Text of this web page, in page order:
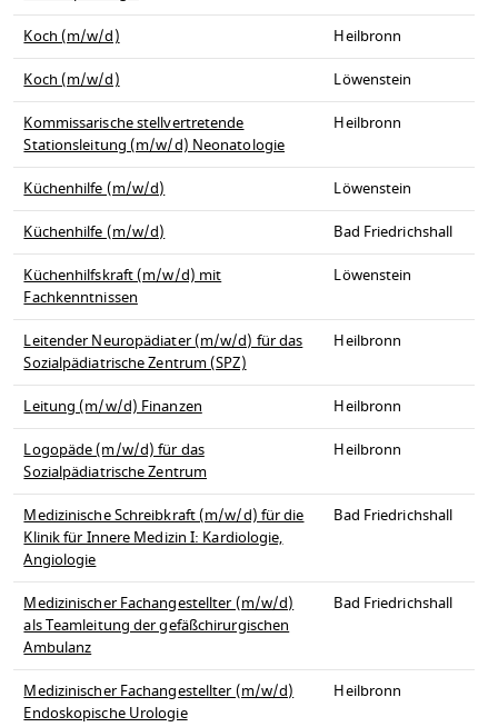
Koch (m/w/d)
Heilbronn
Koch (m/w/d)
Löwenstein
Kommissarische stellvertretende
Stationsleitung (m/w/d) Neonatologie
Heilbronn
Küchenhilfe (m/w/d)
Löwenstein
Küchenhilfe (m/w/d)
Bad Friedrichshall
Küchenhilfskraft (m/w/d) mit
Fachkenntnissen
Löwenstein
Leitender Neuropädiater (m/w/d) für das
Sozialpädiatrische Zentrum (SPZ)
Heilbronn
Leitung (m/w/d) Finanzen
Heilbronn
Logopäde (m/w/d) für das
Sozialpädiatrische Zentrum
Heilbronn
Medizinische Schreibkraft (m/w/d) für die
Klinik für Innere Medizin I: Kardiologie,
Angiologie
Bad Friedrichshall
Medizinischer Fachangestellter (m/w/d)
als Teamleitung der gefäßchirurgischen
Ambulanz
Bad Friedrichshall
Medizinischer Fachangestellter (m/w/d)
Endoskopische Urologie
Heilbronn